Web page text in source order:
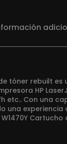
de tóner rebuilt
HP
etc.. Con
una